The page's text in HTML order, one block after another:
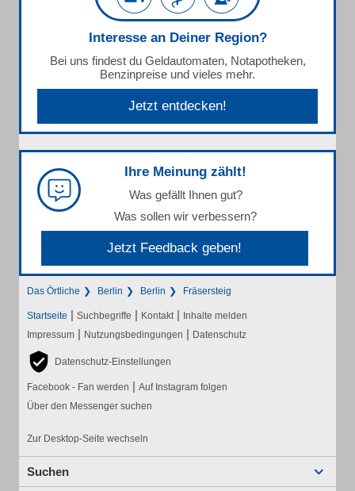
Interesse an Deiner Region?
Bei uns findest du Geldautomaten, Notapotheken,
Benzinpreise und vieles mehr.
Jetzt entdecken!
Ihre Meinung zählt!
Was gefällt Ihnen gut?
Was sollen wir verbessern?
Jetzt Feedback geben!
Das Örtliche Berlin Berlin Fräsersteig
Startseite | Suchbegriffe | Kontakt | Inhalte melden
Impressum | Nutzungsbedingungen | Datenschutz
Datenschutz-Einstellungen
Facebook - Fan werden | Auf Instagram folgen
Über den Messenger suchen
Zur Desktop-Seite wechseln
Suchen